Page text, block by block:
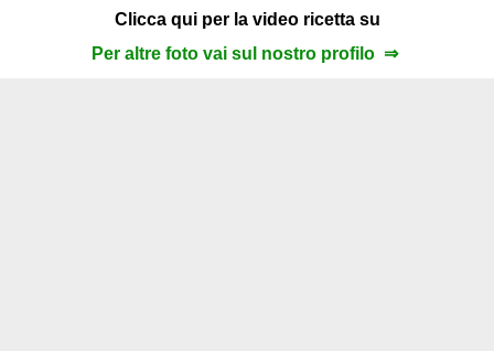
Clicca qui per la video ricetta su
Per altre foto vai sul nostro profilo ⇒